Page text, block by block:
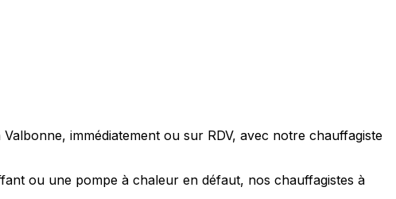
immédiatement ou sur RDV, avec notre chauffagiste
ou une pompe à chaleur en défaut, nos chauffagistes à